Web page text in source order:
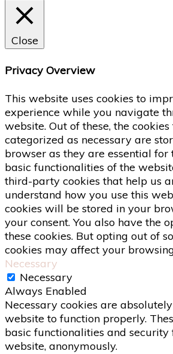
Close
Privacy Overview
This website uses cookies to
experience while you navigate
website. Out of these, the
categorized as necessary are
browser as they are essential
basic functionalities of the
third-party cookies that help us
understand how you use this
cookies will be stored in your
your consent. You also have the
these cookies. But opting out of
cookies may affect your
Necessary
Necessary
Always Enabled
Necessary cookies are
website to function properly.
basic functionalities and security
website, anonymously.